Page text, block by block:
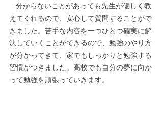
分からないことがあっても先生が優しく教
えてくれるので、安心して質問することがで
きました。苦手な内容を一つひとつ確実に解
決していくことができるので、勉強のやり方
が分かってきて、家でもしっかりと勉強する
習慣がつきました。高校でも自分の夢に向か
って勉強を頑張っていきます。